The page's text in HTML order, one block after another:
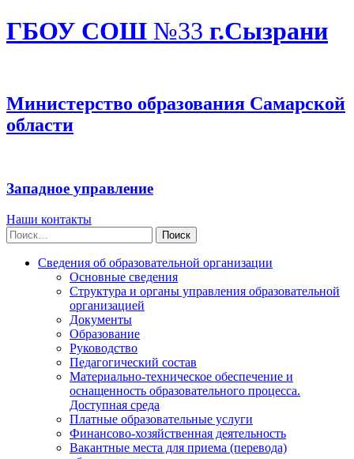
ГБОУ СОШ №33 г.Сызрани
Министерство образования Самарской
области
Западное управление
Наши контакты
Найти:
Сведения об образовательной организации
Основные сведения
Структура и органы управления образовательной
организацией
Документы
Образование
Руководство
Педагогический состав
Материально-техническое обеспечение и
оснащенность образовательного процесса.
Доступная среда
Платные образовательные услуги
Финансово-хозяйственная деятельность
Вакантные места для приема (перевода)